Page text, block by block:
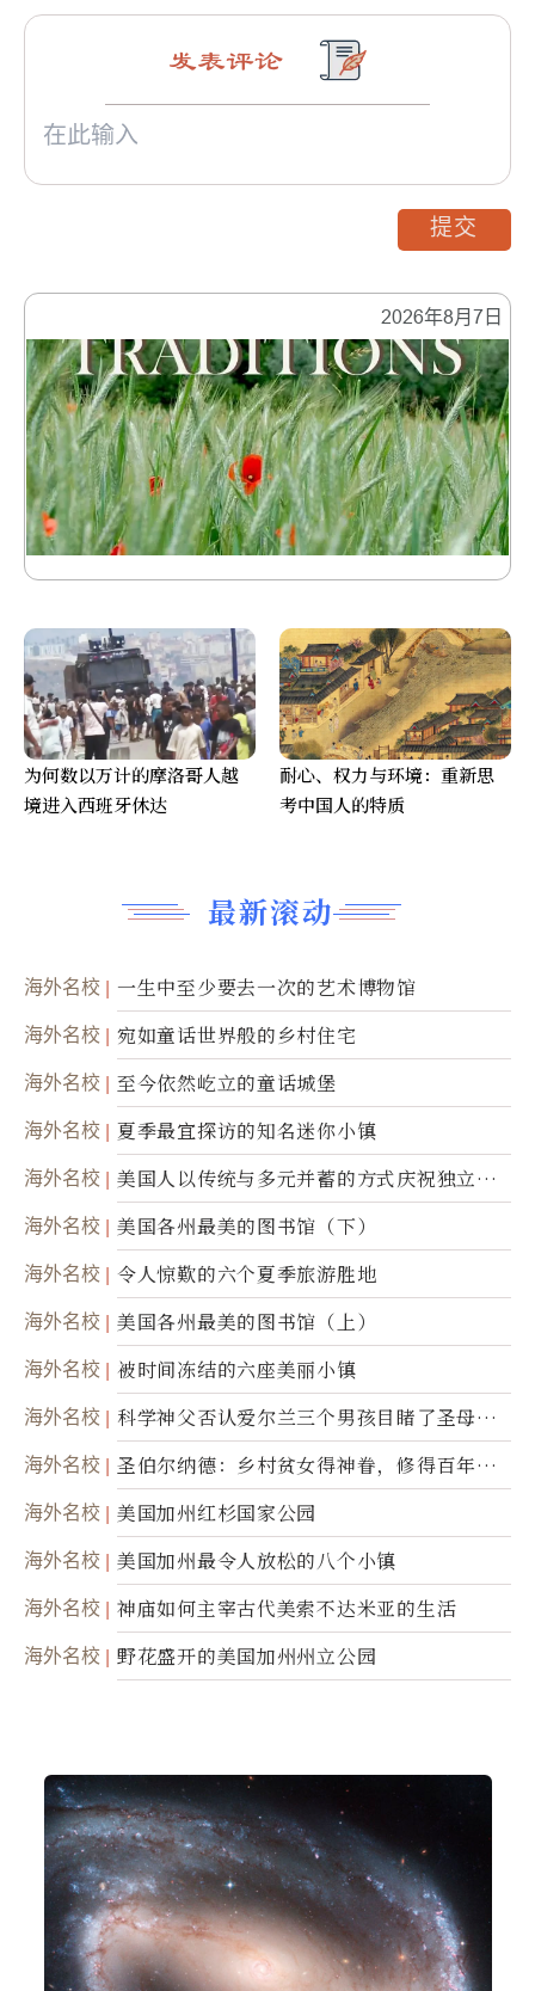
2026年8月7日
最新滚动
海外名校 一生中至少要去一次的艺术博物馆
海外名校 宛如童话世界般的乡村住宅
海外名校 至今依然屹立的童话城堡
海外名校 夏季最宜探访的知名迷你小镇
海外名校
美国人以传统与多元并蓄的方式庆祝独立日2
50周年
海外名校 美国各州最美的图书馆（下）
海外名校 令人惊歎的六个夏季旅游胜地
海外名校 美国各州最美的图书馆（上）
海外名校 被时间冻结的六座美丽小镇
海外名校
科学神父否认爱尔兰三个男孩目睹了圣母显
灵
海外名校
圣伯尔纳德：乡村贫女得神眷，修得百年不
腐身
海外名校 美国加州红杉国家公园
海外名校 美国加州最令人放松的八个小镇
海外名校 神庙如何主宰古代美索不达米亚的生活
海外名校 野花盛开的美国加州州立公园
发表评论
提交
为何数以万计的摩洛哥人越
境进入西班牙休达
耐心、权力与环境：重新思
考中国人的特质